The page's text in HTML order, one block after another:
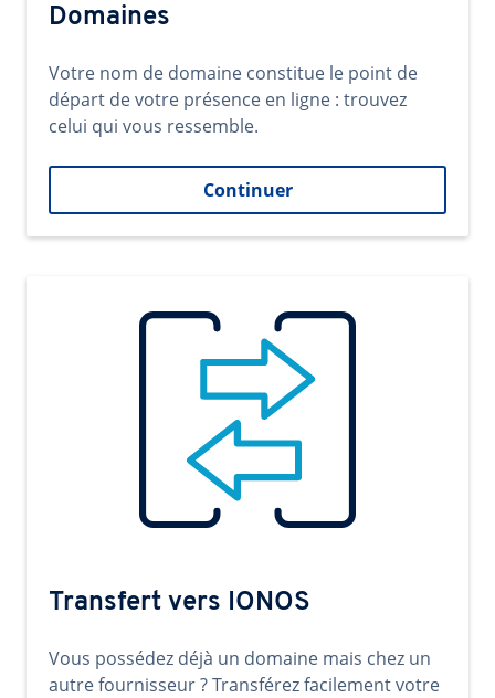
Domaines
Votre nom de domaine constitue le point de
départ de votre présence en ligne : trouvez
celui qui vous ressemble.
Continuer
Transfert vers IONOS
Vous possédez déjà un domaine mais chez un
autre fournisseur ? Transférez facilement votre